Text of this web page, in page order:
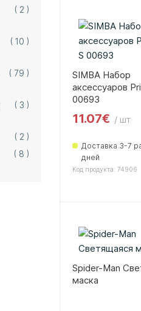
( 2 )
( 10 )
( 79 )
( 3 )
( 2 )
( 8 )
SIMBA Набор
аксессуаров
00693
11.07€ / шт
Доставка 3-7
дней
Код продукта: 74906
Spider-Man
маска